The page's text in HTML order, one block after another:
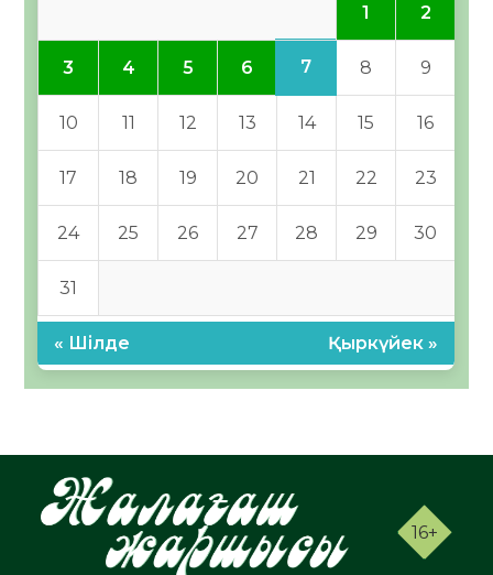
1 2
3 4 5 6 7 8 9
10 11 12 13 14 15 16
17 18 19 20 21 22 23
24 25 26 27 28 29 30
31
« Шілде Қыркүйек »
16+